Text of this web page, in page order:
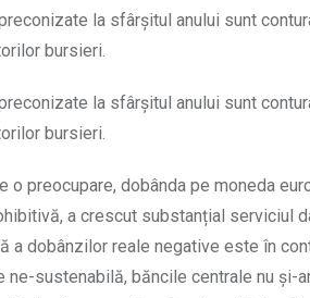
la sfârșitul anului sunt
bursieri.
la sfârșitul anului sunt
bursieri.
o preocupare, dobânda pe moneda
a crescut substanțial serviciul
a dobânzilor reale negative este în
sustenabilă, băncile centrale nu și-